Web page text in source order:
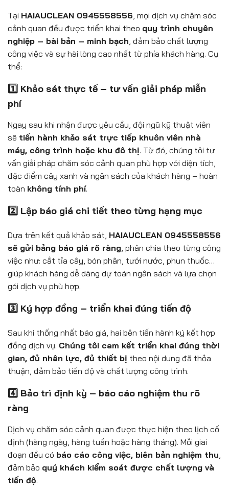
Tại HAIAUCLEAN 0945558556 , mọi dịch vụ chăm sóc
cảnh quan đều được triển khai theo quy trình chuyên
nghiệp – bài bản – minh bạch , đảm bảo chất lượng
công việc và sự hài lòng cao nhất từ phía khách hàng. Cụ
thể:
1️⃣ Khảo sát thực tế – tư vấn giải pháp miễn
phí
Ngay sau khi nhận được yêu cầu, đội ngũ kỹ thuật viên
sẽ tiến hành khảo sát trực tiếp khuôn viên nhà
máy, công trình hoặc khu đô thị. Từ đó, chúng tôi tư
vấn giải pháp chăm sóc cảnh quan phù hợp với diện tích,
đặc điểm cây xanh và ngân sách của khách hàng – hoàn
toàn không tính phí.
2️⃣ Lập báo giá chi tiết theo từng hạng mục
Dựa trên kết quả khảo sát, HAIAUCLEAN 0945558556
sẽ gửi bảng báo giá rõ ràng , phân chia theo từng công
việc như: cắt tỉa cây, bón phân, tưới nước, phun thuốc…
giúp khách hàng dễ dàng dự toán ngân sách và lựa chọn
gói dịch vụ phù hợp.
3️⃣ Ký hợp đồng – triển khai đúng tiến độ
Sau khi thống nhất báo giá, hai bên tiến hành ký kết hợp
đồng dịch vụ. Chúng tôi cam kết triển khai đúng thời
gian, đủ nhân lực, đủ thiết bị theo nội dung đã thỏa
thuận, đảm bảo tiến độ và chất lượng công trình.
4️⃣ Bảo trì định kỳ – báo cáo nghiệm thu rõ
ràng
Dịch vụ chăm sóc cảnh quan được thực hiện theo lịch cố
định (hàng ngày, hàng tuần hoặc hàng tháng). Mỗi giai
đoạn đều có báo cáo công việc, biên bản nghiệm thu
đảm bảo quý khách kiểm soát được chất lượng và
tiến độ.